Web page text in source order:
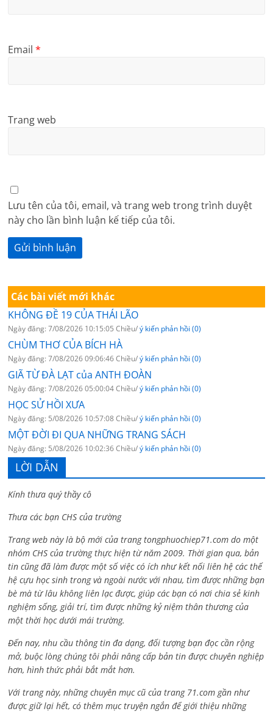
Email*
Trang web
Lưu tên của tôi, email, và trang web trong trình duyệt
này cho lần bình luận kế tiếp của tôi.
Các bài viết mới khác
KHÔNG ĐỀ 19 CỦA THÁI LÃO
Ngày đăng: 7/08/2026 10:15:05 Chiều/ý kiến phản hồi (0)
CHÙM THƠ CỦA BÍCH HÀ
Ngày đăng: 7/08/2026 09:06:46 Chiều/ý kiến phản hồi (0)
GIÃ TỪ ĐÀ LẠT của ANTH ĐOÀN
Ngày đăng: 7/08/2026 05:00:04 Chiều/ý kiến phản hồi (0)
HỌC SỬ HỒI XƯA
Ngày đăng: 5/08/2026 10:57:08 Chiều/ý kiến phản hồi (0)
MỘT ĐỜI ĐI QUA NHỮNG TRANG SÁCH
Ngày đăng: 5/08/2026 10:02:36 Chiều/ý kiến phản hồi (0)
LỜI DẪN
Kính thưa quý thầy cô
Thưa các bạn CHS của trường
Trang web này là bộ mới của trang tongphuochiep71.com do một
nhóm CHS của trường thực hiện từ năm 2009. Thời gian qua, bản
tin cũng đã làm được một số việc có ích như kết nối liên hệ các thế
hệ cựu học sinh trong và ngoài nước với nhau, tìm được những bạn
bè mà từ lâu không liên lạc được, giúp các bạn có nơi chia sẻ kinh
nghiệm sống, giải trí, tìm được những kỷ niệm thân thương của
một thời học dưới mái trường.
Đến nay, nhu cầu thông tin đa dạng, đối tượng bạn đọc cần rộng
mở, buộc lòng chúng tôi phải nâng cấp bản tin được chuyên nghiệp
hơn, hình thức phải bắt mắt hơn.
Với trang này, những chuyên mục cũ của trang 71.com gần như
được giữ lại hết, có thêm mục truyện ngắn để giới thiệu những